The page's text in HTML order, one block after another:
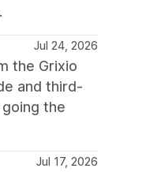
Jul 24, 2026
the Grixio
and third-
the
Jul 17, 2026